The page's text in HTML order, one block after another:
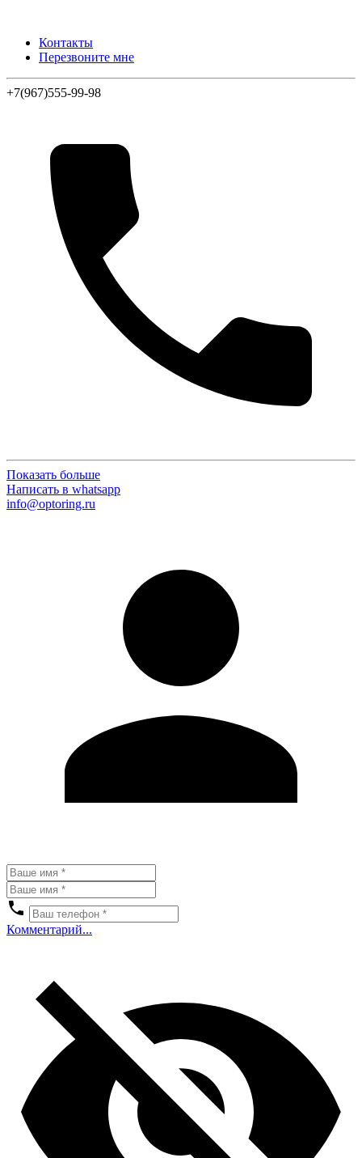
Контакты
Перезвоните мне
+7(967)555-99-98
Показать больше
Написать в whatsapp
info@optoring.ru
Комментарий...